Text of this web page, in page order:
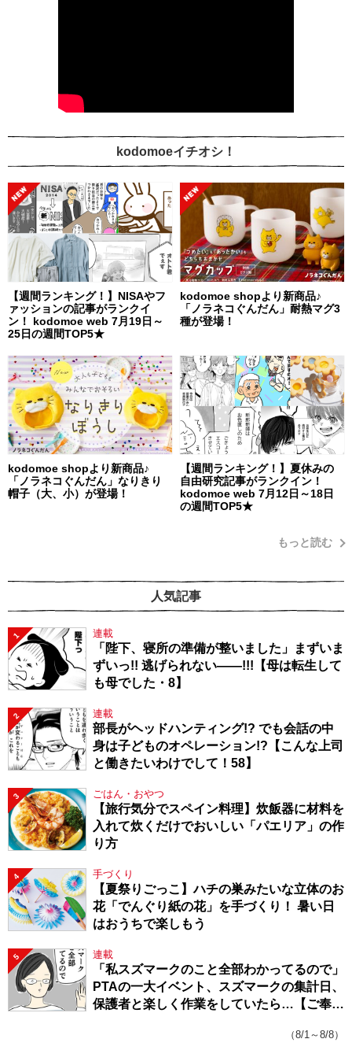
kodomoeイチオシ！
【週間ランキング！】NISAやフ
ァッションの記事がランクイ
ン！ kodomoe web 7月19日～
25日の週間TOP5★
kodomoe shopより新商品♪
「ノラネコぐんだん」耐熱マグ3
種が登場！
kodomoe shopより新商品♪
「ノラネコぐんだん」なりきり
帽子（大、小）が登場！
【週間ランキング！】夏休みの
自由研究記事がランクイン！
kodomoe web 7月12日～18日
の週間TOP5★
もっと読む
人気記事
1 連載
「陛下、寝所の準備が整いました」まずいま
ずいっ!! 逃げられない――!!!【母は転生して
も母でした・8】
2 連載
部長がヘッドハンティング!? でも会話の中
身は子どものオペレーション!?【こんな上司
と働きたいわけでして！58】
3 ごはん・おやつ
【旅行気分でスペイン料理】炊飯器に材料を
入れて炊くだけでおいしい「パエリア」の作
り方
4 手づくり
【夏祭りごっこ】ハチの巣みたいな立体のお
花「でんぐり紙の花」を手づくり！ 暑い日
はおうちで楽しもう
5 連載
「私スズマークのこと全部わかってるので」
PTAの一大イベント、スズマークの集計日、
保護者と楽しく作業をしていたら…【ご奉仕
（8/1～8/8）